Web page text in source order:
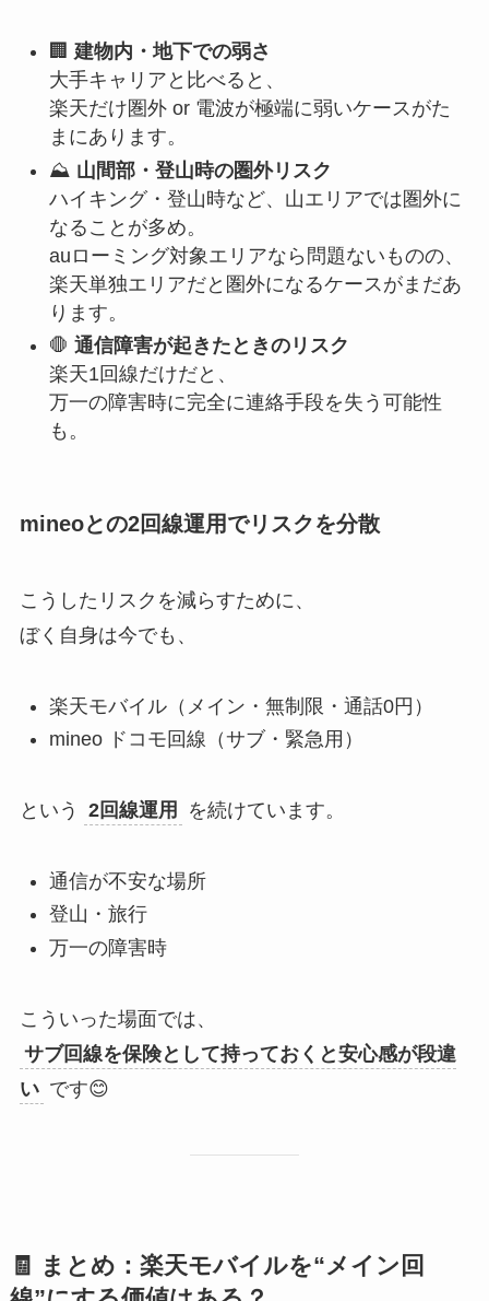
🏢 建物内・地下での弱さ
大手キャリアと比べると、
楽天だけ圏外 or 電波が極端に弱いケースがた
まにあります。
⛰ 山間部・登山時の圏外リスク
ハイキング・登山時など、山エリアでは圏外に
なることが多め。
auローミング対象エリアなら問題ないものの、
楽天単独エリアだと圏外になるケースがまだあ
ります。
🛑 通信障害が起きたときのリスク
楽天1回線だけだと、
万一の障害時に完全に連絡手段を失う可能性
も。
mineoとの2回線運用でリスクを分散
こうしたリスクを減らすために、
ぼく自身は今でも、
楽天モバイル（メイン・無制限・通話0円）
mineo ドコモ回線（サブ・緊急用）
という 2回線運用 を続けています。
通信が不安な場所
登山・旅行
万一の障害時
こういった場面では、
サブ回線を保険として持っておくと安心感が段違
い です😊
🧾 まとめ：楽天モバイルを“メイン回